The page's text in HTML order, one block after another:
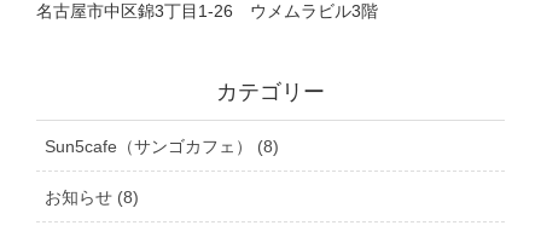
名古屋市中区錦3丁目1‐26 ウメムラビル3階
カテゴリー
Sun5cafe（サンゴカフェ） (8)
お知らせ (8)